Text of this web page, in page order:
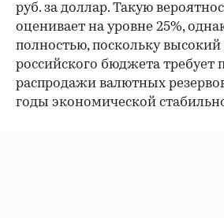
руб. за доллар. Такую
оценивает на уровне 25%,
полностью, поскольку
российского бюджета требует
распродажи валютных
годы экономической